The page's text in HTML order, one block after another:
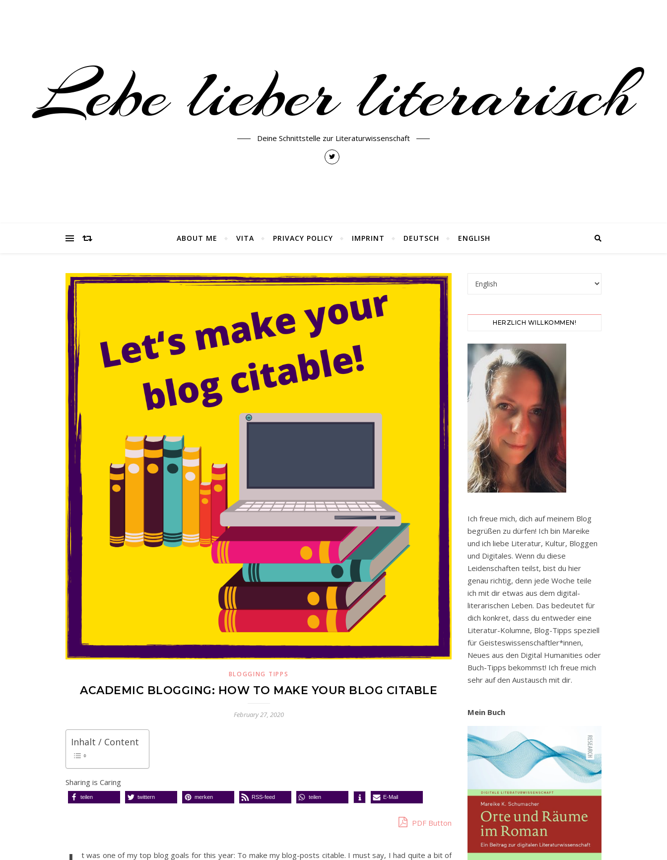
Lebe lieber literarisch
Deine Schnittstelle zur Literaturwissenschaft
ABOUT ME VITA PRIVACY POLICY IMPRINT DEUTSCH ENGLISH
BLOGGING TIPPS
ACADEMIC BLOGGING: HOW TO MAKE YOUR BLOG CITABLE
February 27, 2020
Inhalt / Content
Sharing is Caring
teilen twittern merken RSS-feed teilen E-Mail
PDF Button
t was one of my top blog goals for this year: To make my blog-posts citable. I must say, I had quite a bit of
Choose a language
HERZLICH WILLKOMMEN!
Ich freue mich, dich auf meinem Blog
begrüßen zu dürfen! Ich bin Mareike
und ich liebe Literatur, Kultur, Bloggen
und Digitales. Wenn du diese
Leidenschaften teilst, bist du hier
genau richtig, denn jede Woche teile
ich mit dir etwas aus dem digital-
literarischen Leben. Das bedeutet für
dich konkret, dass du entweder eine
Literatur-Kolumne, Blog-Tipps speziell
für Geisteswissenschaftler*innen,
Neues aus den Digital Humanities oder
Buch-Tipps bekommst! Ich freue mich
sehr auf den Austausch mit dir.
Mein Buch